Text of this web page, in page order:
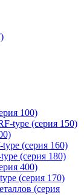
100)
type (серия 150)
(серия 160)
(серия 180)
400)
(серия 170)
(серия